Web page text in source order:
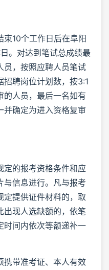
10个工作日后在阜阳
。对达到笔试总成绩最
，按照应聘人员笔试
招聘岗位计划数，按3:1
的人员，最后一名如有
并确定为进入资格复审
的报考资格条件和应
与信息进行。凡与报考
定提供证件材料的，取
出现人选缺额的，依笔
时间内依次等额递补一
带准考证、本人有效